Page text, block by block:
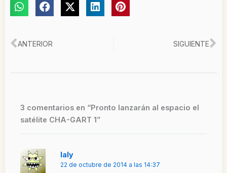
Ant
ANTERIOR SIGUIENTE
3 comentarios en “Pronto lanzarán al espacio el
satélite CHA-GART 1”
laly
22 de octubre de 2014 a las 14:37